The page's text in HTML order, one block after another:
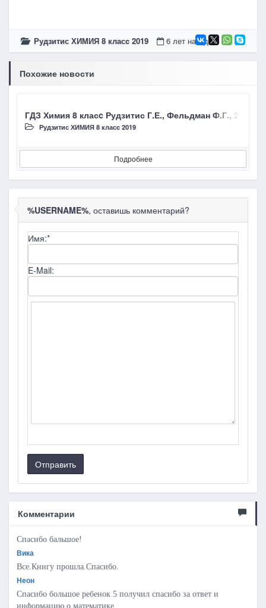
Рудзитис ХИМИЯ 8 класc 2019 6 лет назад
Похожие новости
ГДЗ Химия 8 класc Рудзитис Г.Е., Фельдман Ф.Г., 2019,
Рудзитис ХИМИЯ 8 класc 2019
Подробнее
%USERNAME%, оставишь комментарий?
Имя:*
E-Mail:
Отправить
Комментарии
Спасибо бальшое!
Вика
Все.Книгу прошла.Спасибо.
Неон
Спасибо большое ребенок 5 получил спасибо за ответ и
информацию о математике